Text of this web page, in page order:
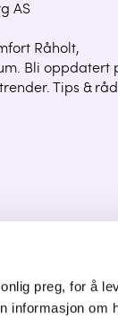
preg, for å
informasjon om
AS
Råholt,
Bli oppdatert
Tips & råd